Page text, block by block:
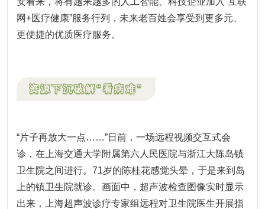
网+医疗健康”服务行列，未来老百姓会享受到更多元、
更便捷的优质医疗服务。
资源下沉破解“看病难”
“片子再放大一点……”日前，一场远程视频交互式会
诊，在上海交通大学附属第六人民医院与浙江大陈岛镇
卫生院之间进行。71岁的陈桂花感觉头晕，于是来到岛
上的镇卫生院就诊。画面中，超声波检查图像实时显示
出来，上海超声波诊疗专家组远程对卫生院医生开展指